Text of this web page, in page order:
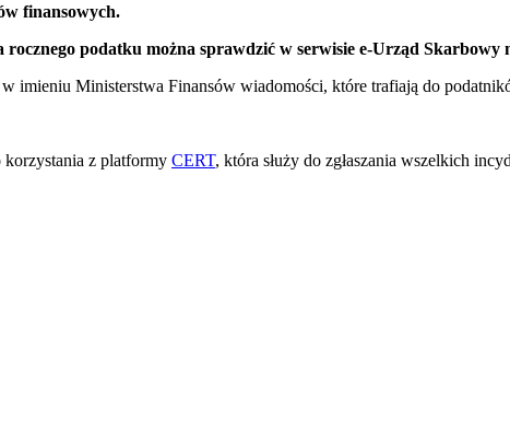
finansowych.
rocznego podatku można sprawdzić w serwisie e-Urząd
imieniu Ministerstwa Finansów wiadomości, które trafiają do
z platformy CERT, która służy do zgłaszania wszelkich